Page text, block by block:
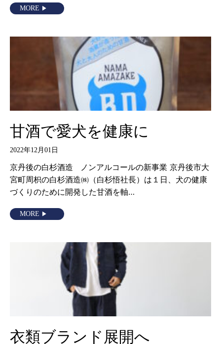
MORE
甘酒で愛犬を健康に
2022年12月01日
京丹後の白杉酒造 ノンアルコールの新事業 京丹後市大
宮町周枳の白杉酒造㈱（白杉悟社長）は１日、犬の健康
づくりのために開発した甘酒を軸…
MORE
衣類ブランド展開へ